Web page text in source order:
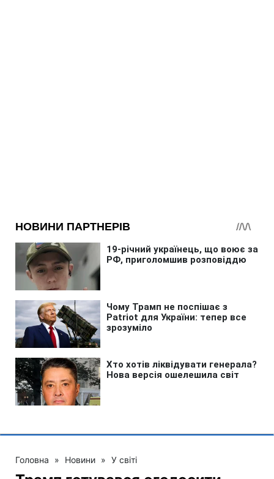
Головна » Новини » У світі